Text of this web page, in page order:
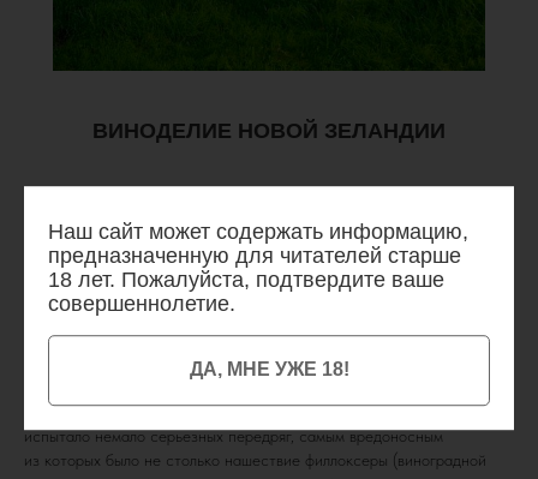
Наш сайт может содержать информацию,
предназначенную для читателей старше
18 лет. Пожалуйста, подтвердите ваше
совершеннолетие.
ДА, МНЕ УЖЕ 18!
ВИНОДЕЛИЕ НОВОЙ ЗЕЛАНДИИ
с колониальных времен. Это край исключительно тонких белых
виноградных вин с нежным вкусом и цветом, которые стали
эталонными для виноделов многих стран. Считается, что виноделие
в Новой Зеландии обязано своим рождением капеллану
правительства австралийского штата Новый Южный Уэльс Сэмюэлю
Марслену, который в 1819-м году заложил виноградник в районе
С тех давних пор виноградарство и виноделие Новой Зеландии
испытало немало серьезных передряг, самым вредоносным
из которых было не столько нашествие филлоксеры (виноградной